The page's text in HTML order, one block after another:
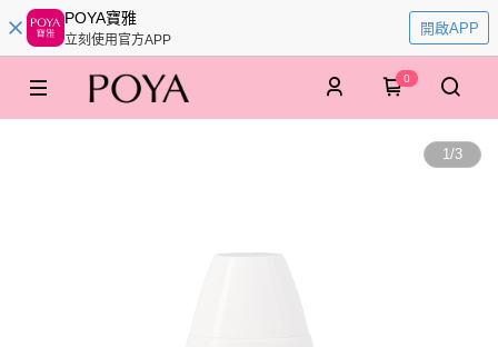
POYA寶雅
立刻使用官方APP
開啟APP
0
1/3